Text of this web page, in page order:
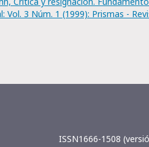
Vol. 3 Núm. 1 (1999): Prismas -
ISSN1666-1508